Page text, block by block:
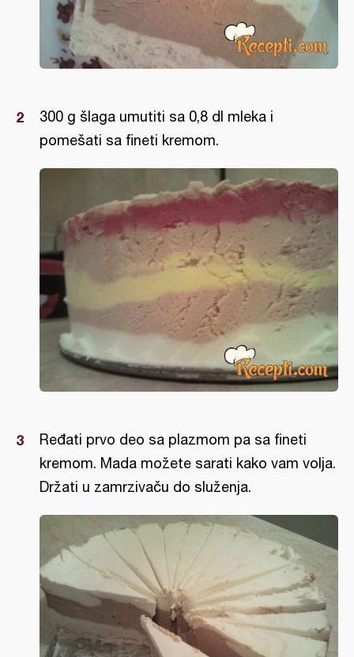
300 g šlaga umutiti sa 0,8 dl mleka i
pomešati sa fineti kremom.
Ređati prvo deo sa plazmom pa sa fineti
kremom. Mada možete sarati kako vam volja.
Držati u zamrzivaču do služenja.